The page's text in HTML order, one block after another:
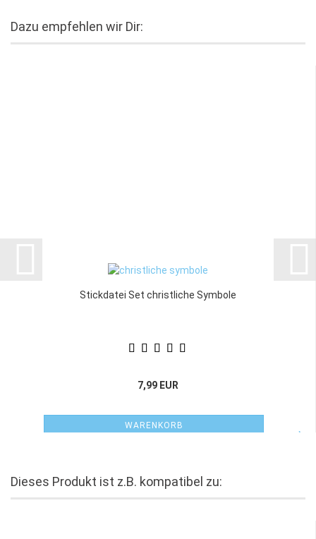
Dazu empfehlen wir Dir:
Stickdatei Set christliche Symbole
7,99 EUR
WARENKORB
Dieses Produkt ist z.B. kompatibel zu: